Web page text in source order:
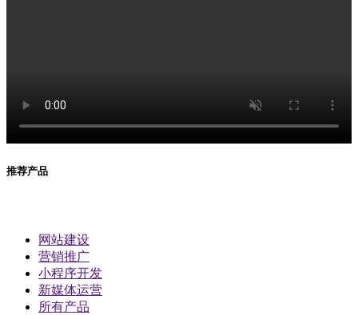
推荐产品
网站建设
营销推广
小程序开发
新媒体运营
所有产品